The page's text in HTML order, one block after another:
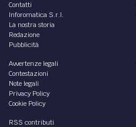
Contatti
Inforomatica S.r.l.
La nostra storia
Redazione
Pubblicità
Avvertenze legali
Contestazioni
Note legali
Privacy Policy
Cookie Policy
RSS contributi